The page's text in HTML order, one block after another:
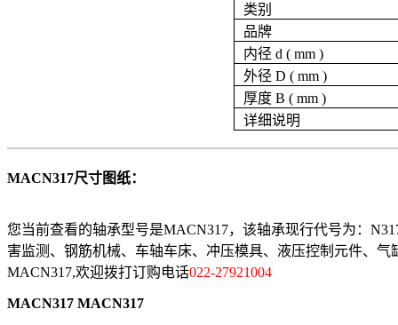
类别
品牌
内径 d ( mm )
外径 D ( mm )
厚度 B ( mm )
详细说明
MACN317尺寸图纸：
您当前查看的轴承型号是MACN317，该轴承现行代号为：
害监测、钢筋机械、车轴车床、冲压模具、液压控制元件、
MACN317,欢迎拨打订购电话022-27921004
MACN317 MACN317